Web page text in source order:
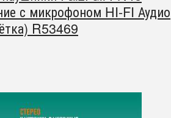
с микрофоном HI-FI Аудио
R53469